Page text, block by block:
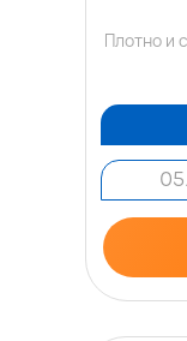
Плотно и